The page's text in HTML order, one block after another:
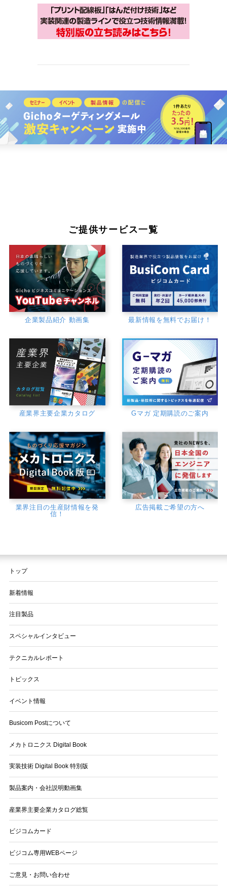
ご提供サービス一覧
企業製品紹介 動画集 最新情報を無料でお届け！
産業界主要企業カタログ Gマガ 定期購読のご案内
業界注目の生産財情報を発
信！
広告掲載ご希望の方へ
トップ
新着情報
注目製品
スペシャルインタビュー
テクニカルレポート
トピックス
イベント情報
Busicom Postについて
メカトロニクス Digital Book
実装技術 Digital Book 特別版
製品案内・会社説明動画集
産業界主要企業カタログ総覧
ビジコムカード
ビジコム専用WEBページ
ご意見・お問い合わせ